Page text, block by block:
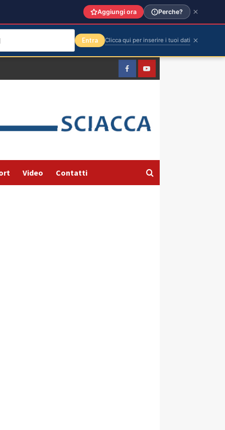
FacebookYountube
Video Contatti
Aggiungi ora Perche?
Entra Clicca qui per inserire i tuoi dati